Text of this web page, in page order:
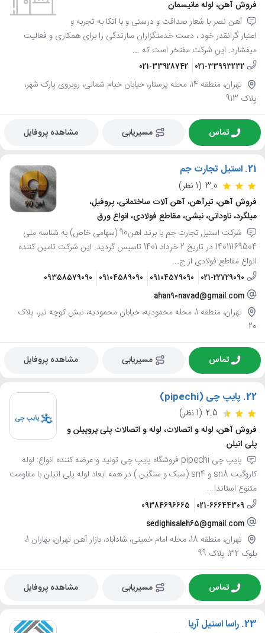
فروش آهن، لوله مانیسمان
آهن نصر با شعار صداقت و درستی و با اتکا به تجربه و
اعتبار گرانقدر خود ، دست خدمتگزاران سازندگی را برای همکاری و فعالیت
میفشارد. این شرکت مفتخر است که ...
021-33993232
021-33928742
تهران، منطقه 14، محله پرستار، خیابان خیام شمالی، روبروی پارک شهر،
پلاک 913
تماس مسیریابی مشاهده پروفایل
21. استیل تجارت جم
3.0 (1 نظر)
فروش آهن، تیرآهن، آهن آلات ساختمانی، پروفیل،
میلگرد، ناودانی، نبشی، مقاطع فولادی، انواع ورق
شرکت استیل تجارت جم با برند اهن90 (سهامی خاص) به شناسه ملی
14011169504 در تاریخ 2 خرداد 1401 تاسیس گردید. این شرکت تامین کننده
انواع مقاطع فولادی از ج...
021-22729090
09104579090
09104589090
09358579090
ahan90navad@gmail.com
تهران، منطقه 1، محله محمودیه، خیابان محمودیه، نبش کوچه تیر، پلاک
20
تماس مسیریابی مشاهده پروفایل
22. پایپ چی (pipechi)
2.5 (1 نظر)
فروش آهن، لوله و اتصالات، لوله و اتصالات پلی پروپیلن و
پلی اتیلن
پایپ چی pipechi فروشگاه پایپ چی تولید و عرضه کننده انواع: لوله
کاروگیت sn8 و sn4 (سبک و سنگین ) در همه ابعاد لوله پلی اتیلن با مقاومت
متنوع استاندا...
021-66644309
09384696665
sedighisaleh65@gmail.com
تهران، منطقه 18، محله امام خمینی، شادآباد، بازار آهن تهران، بهاران 1،
بلوک 32، پلاک 99
تماس مسیریابی مشاهده پروفایل
23. راسا استیل آریا